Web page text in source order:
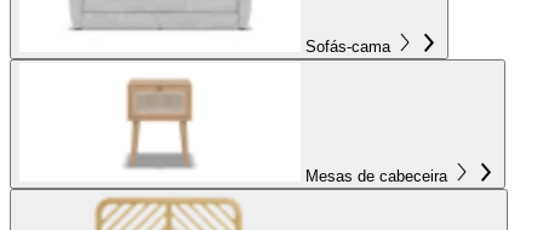
Sofás-cama
Mesas de cabeceira